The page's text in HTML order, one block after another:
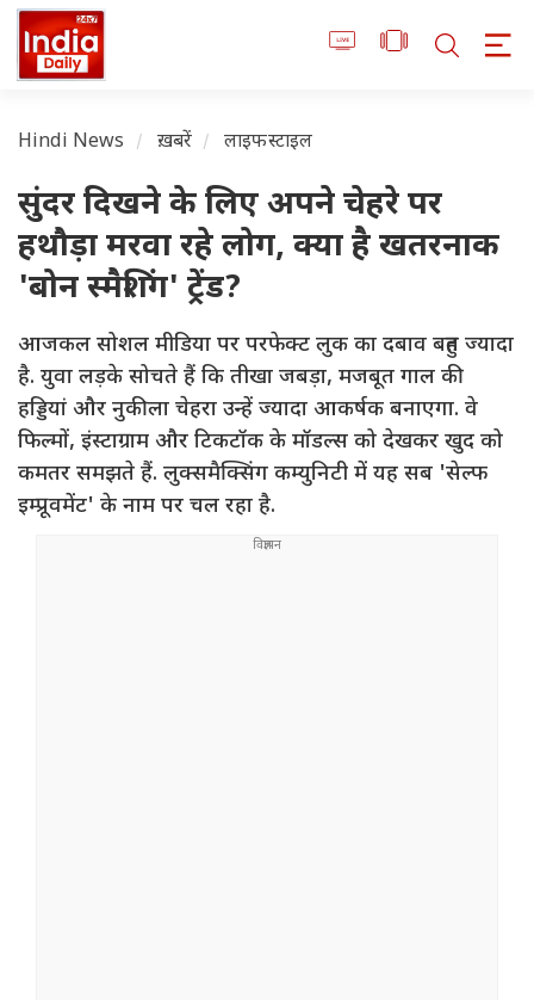
Hindi News ख़बरें लाइफस्टाइल
सुंदर दिखने के लिए अपने चेहरे पर
हथौड़ा मरवा रहे लोग, क्या है खतरनाक
'बोन स्मैशिंग' ट्रेंड?
आजकल सोशल मीडिया पर परफेक्ट लुक का दबाव बहुत ज्यादा
है. युवा लड़के सोचते हैं कि तीखा जबड़ा, मजबूत गाल की
हड्डियां और नुकीला चेहरा उन्हें ज्यादा आकर्षक बनाएगा. वे
फिल्मों, इंस्टाग्राम और टिकटॉक के मॉडल्स को देखकर खुद को
कमतर समझते हैं. लुक्समैक्सिंग कम्युनिटी में यह सब 'सेल्फ
इम्प्रूवमेंट' के नाम पर चल रहा है.